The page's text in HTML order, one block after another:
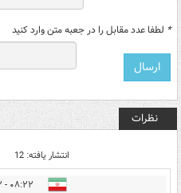
* لطفا عدد مقابل را در جعبه متن وارد کنید
نظرات
انتشار یافته: 12
۰۸:۲۲ - ۱۴۰۴/۰۵/۲۲